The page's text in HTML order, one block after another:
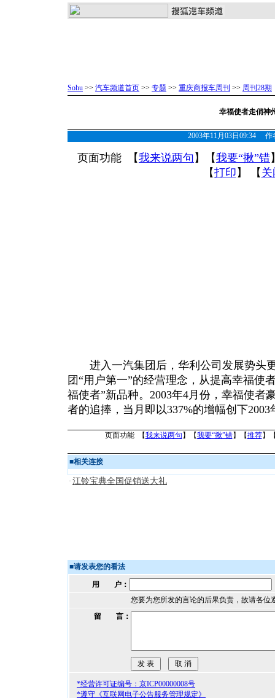
Sohu >> 汽车频道首页 >> 专题 >> 重庆商报车周刊 >> 周刊28期
幸福使者走俏神
2003年11月03日09:34 作
页面功能 【我来说两句 】【我要“揪”错
【打印 】 【 关
进入一汽集团后，华利公司发展势头
团“用户第一”的经营理念，从提高幸福使
福使者”新品种。2003年4月份，幸福使者
者的追捧，当月即以337%的增幅创下2003
页面功能 【我来说两句 】【我要“揪”错】【推荐】
■相关连接
· 江铃宝典全国促销送大礼
■请发表您的看法
用 户：
您要为您所发的言论的后果负责，故请各位
留 言：
*经营许可证编号：京ICP00000008号
*遵守《互联网电子公告服务管理规定》